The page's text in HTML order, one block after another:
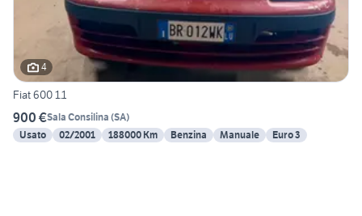
4
Fiat 600 1.1
900 €Sala Consilina (SA)
Usato
02/2001 188000 Km Benzina Manuale Euro 3